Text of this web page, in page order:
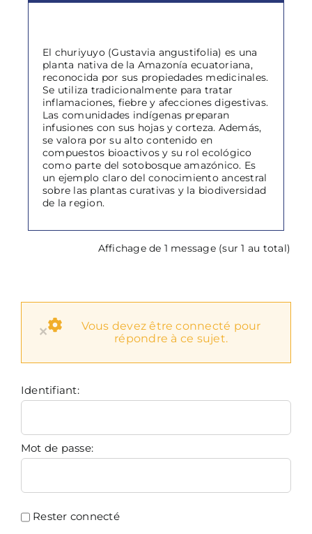
El churiyuyo (Gustavia angustifolia) es una
planta nativa de la Amazonía ecuatoriana,
reconocida por sus propiedades medicinales.
Se utiliza tradicionalmente para tratar
inflamaciones, fiebre y afecciones digestivas.
Las comunidades indígenas preparan
infusiones con sus hojas y corteza. Además,
se valora por su alto contenido en
compuestos bioactivos y su rol ecológico
como parte del sotobosque amazónico. Es
un ejemplo claro del conocimiento ancestral
sobre las plantas curativas y la biodiversidad
de la region.
Affichage de 1 message (sur 1 au total)
×
Vous devez être connecté pour
répondre à ce sujet.
Identifiant:
Mot de passe:
Rester connecté